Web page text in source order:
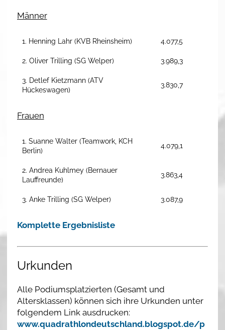
Männer
1. Henning Lahr (KVB Rheinsheim) 4.077,5
2. Oliver Trilling (SG Welper) 3.989,3
3. Detlef Kietzmann (ATV
Hückeswagen)
3.830,7
Frauen
1. Suanne Walter (Teamwork, KCH
Berlin)
4.079,1
2. Andrea Kuhlmey (Bernauer
Lauffreunde)
3.863,4
3. Anke Trilling (SG Welper) 3.087,9
Komplette Ergebnisliste
Urkunden
Alle Podiumsplatzierten (Gesamt und
Altersklassen) können sich ihre Urkunden unter
folgendem Link ausdrucken:
www.quadrathlondeutschland.blogspot.de/p